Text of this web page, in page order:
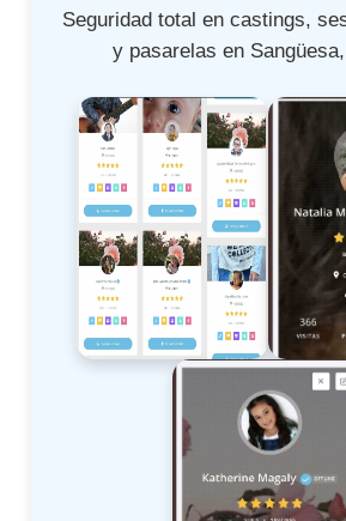
Seguridad total en castings,
y pasarelas en